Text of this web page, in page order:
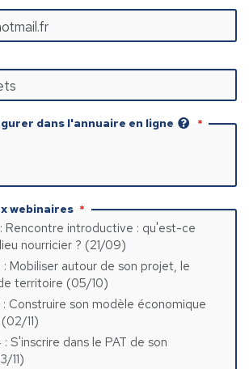
dans l'annuaire en ligne
webinaires
: Rencontre introductive : qu'est-ce
nourricier ? (21/09)
: Mobiliser autour de son projet, le
territoire (05/10)
: Construire son modèle économique
11)
S'inscrire dans le PAT de son
11)